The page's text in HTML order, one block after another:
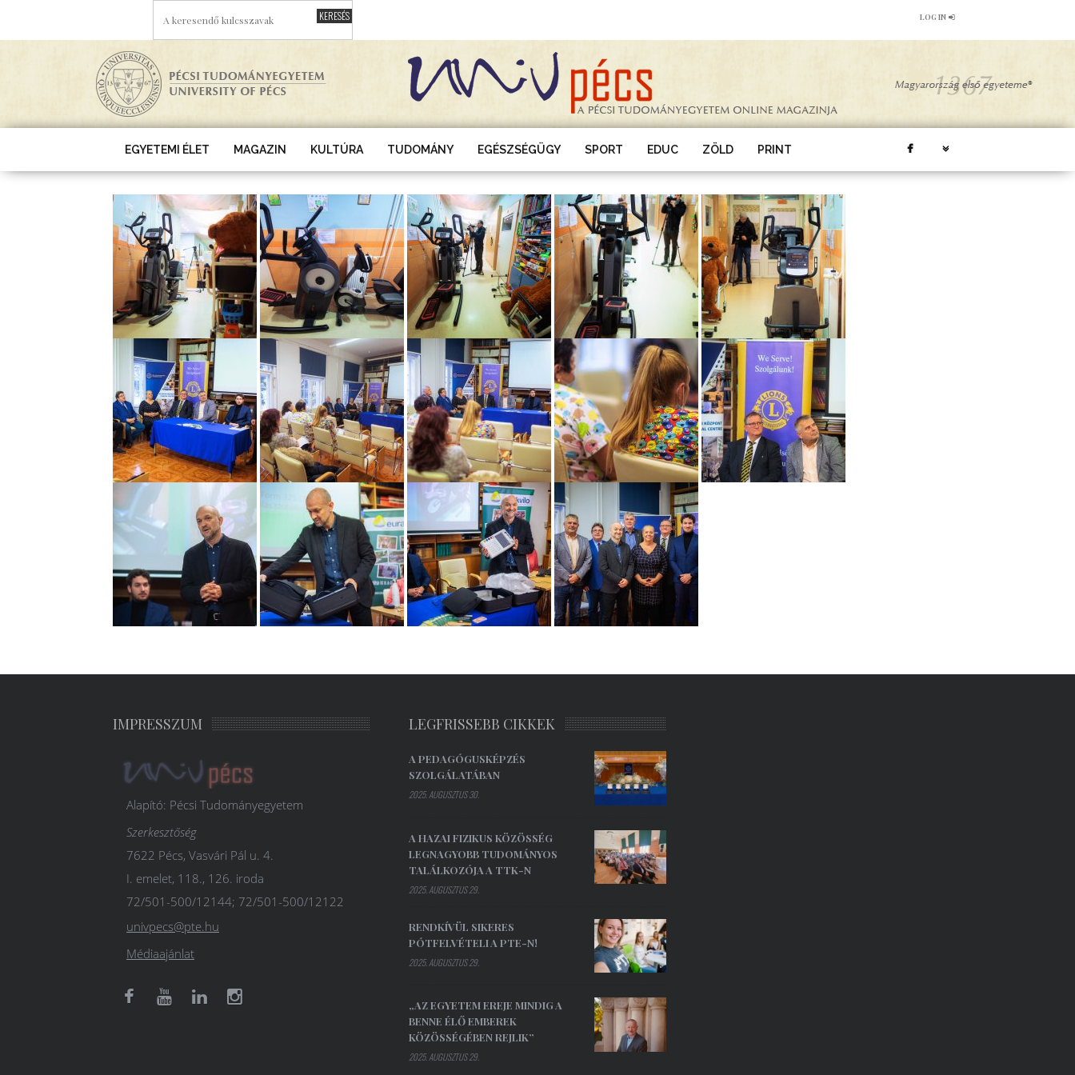
LOG IN
EGYETEMI ÉLET MAGAZIN KULTÚRA TUDOMÁNY EGÉSZSÉGÜGY SPORT EDUC ZÖLD PRINT
IMPRESSZUM
Alapító: Pécsi Tudományegyetem
Szerkesztőség
7622 Pécs, Vasvári Pál u. 4.
I. emelet, 118., 126. iroda
72/501-500/12144; 72/501-500/12122
univpecs@pte.hu
Médiaajánlat
LEGFRISSEBB CIKKEK
A PEDAGÓGUSKÉPZÉS
SZOLGÁLATÁBAN
2025. AUGUSZTUS 30.
A HAZAI FIZIKUS KÖZÖSSÉG
LEGNAGYOBB TUDOMÁNYOS
TALÁLKOZÓJA A TTK-N
2025. AUGUSZTUS 29.
RENDKÍVÜL SIKERES
PÓTFELVÉTELI A PTE-N!
2025. AUGUSZTUS 29.
„AZ EGYETEM EREJE MINDIG A
BENNE ÉLŐ EMBEREK
KÖZÖSSÉGÉBEN REJLIK”
2025. AUGUSZTUS 29.